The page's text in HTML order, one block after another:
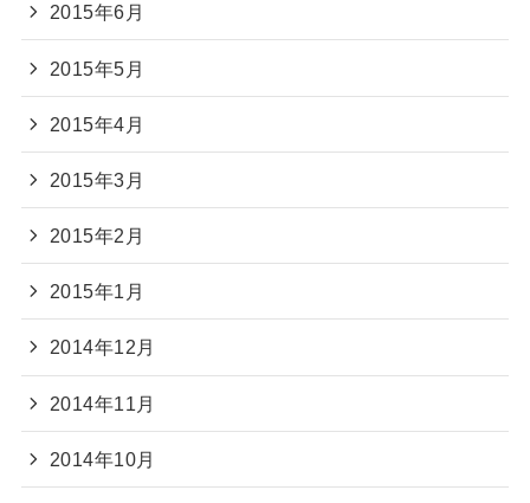
2015年6月
2015年5月
2015年4月
2015年3月
2015年2月
2015年1月
2014年12月
2014年11月
2014年10月